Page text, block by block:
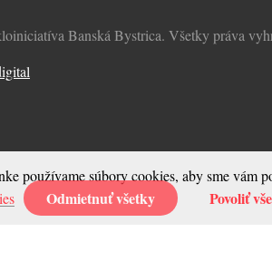
Banská Bystrica. Všetky práva
používame súbory cookies, aby sme
Odmietnuť všetky Povoliť